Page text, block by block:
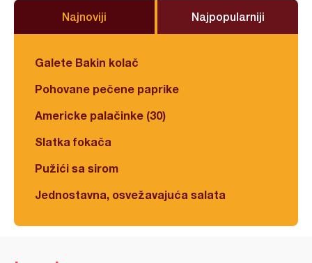
Najnoviji Najpopularniji
Galete Bakin kolač
Pohovane pečene paprike
Americke palačinke (30)
Slatka fokača
Pužići sa sirom
Jednostavna, osvežavajuća salata